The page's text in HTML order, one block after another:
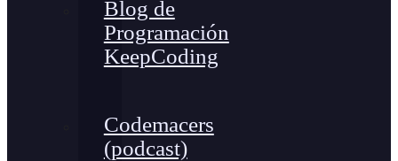
Blog de
Programación
KeepCoding
Codemacers
(podcast)